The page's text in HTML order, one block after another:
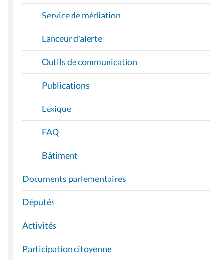
Service de médiation
Lanceur d'alerte
Outils de communication
Publications
Lexique
FAQ
Bâtiment
Documents parlementaires
Députés
Activités
Participation citoyenne